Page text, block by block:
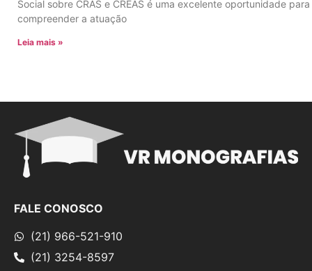
Social sobre CRAS e CREAS é uma excelente oportunidade para
compreender a atuação
Leia mais »
FALE CONOSCO
(21) 966-521-910
(21) 3254-8597